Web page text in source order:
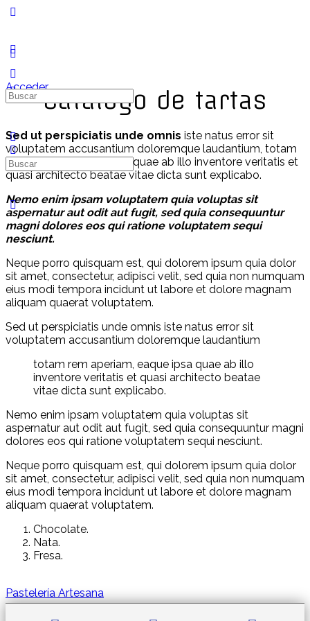
AccederCatálogo de tartas
Sed ut perspiciatis unde omnis iste natus error sit
voluptatem accusantium doloremque laudantium, totam
rem aperiam, eaque ipsa quae ab illo inventore veritatis et
quasi architecto beatae vitae dicta sunt explicabo.
Nemo enim ipsam voluptatem quia voluptas sit
aspernatur aut odit aut fugit, sed quia consequuntur
magni dolores eos qui ratione voluptatem sequi
nesciunt.
Neque porro quisquam est, qui dolorem ipsum quia dolor
sit amet, consectetur, adipisci velit, sed quia non numquam
eius modi tempora incidunt ut labore et dolore magnam
aliquam quaerat voluptatem.
Sed ut perspiciatis unde omnis iste natus error sit
voluptatem accusantium doloremque laudantium
totam rem aperiam, eaque ipsa quae ab illo
inventore veritatis et quasi architecto beatae
vitae dicta sunt explicabo.
Nemo enim ipsam voluptatem quia voluptas sit
aspernatur aut odit aut fugit, sed quia consequuntur magni
dolores eos qui ratione voluptatem sequi nesciunt.
Neque porro quisquam est, qui dolorem ipsum quia dolor
sit amet, consectetur, adipisci velit, sed quia non numquam
eius modi tempora incidunt ut labore et dolore magnam
aliquam quaerat voluptatem.
Chocolate.
Nata.
Fresa.
Pastelería Artesana